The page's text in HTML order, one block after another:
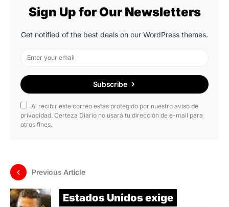
Sign Up for Our Newsletters
Get notified of the best deals on our WordPress themes.
Subscribe
Al recibir este correo estás protegido por nuestro aviso de
privacidad. Certeza Diario no usará tu dirección de e-mail para
otros fines.
Previous Article
Estados Unidos exige